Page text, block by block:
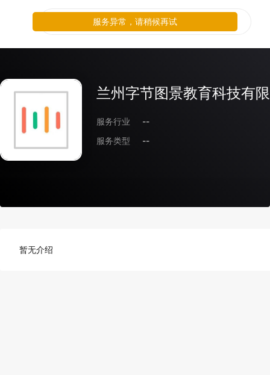
兰州字节图景教育科技有
服务行业
--
服务类型
--
暂无介绍
服务异常，请稍候再试